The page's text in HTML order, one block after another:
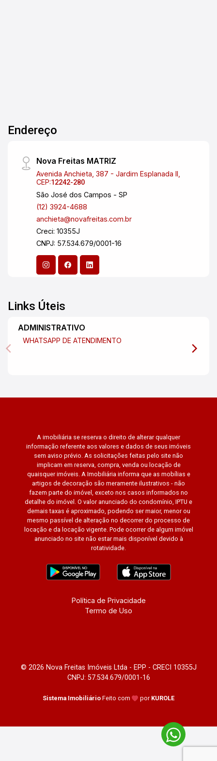
Endereço
Nova Freitas MATRIZ
Avenida Anchieta, 387 - Jardim Esplanada II,
CEP:12242-280
São José dos Campos - SP
(12) 3924-4688
anchieta@novafreitas.com.br
Creci: 10355J
CNPJ: 57.534.679/0001-16
Links Úteis
ADMINISTRATIVO
WHATSAPP DE ATENDIMENTO
A imobiliária se reserva o direito de alterar qualquer
informação referente aos valores e dados de seus imóveis
sem aviso prévio. As solicitações feitas pelo site não
implicam em reserva, compra, venda ou locação de
quaisquer imóveis. A Imobiliária informa que as mobílias e
artigos de decoração são meramente ilustrativos - não
fazem parte do imóvel, exceto nos casos informados no
detalhe do imóvel. O valor anunciado do condomínio, IPTU e
demais taxas é aproximado, podendo ser maior, menor ou
mesmo passível de alteração no decorrer do processo de
locação e da locação vigente. Pode ocorrer de algum imóvel
anunciado no site não estar mais disponível devido à
rotatividade.
Política de Privacidade
Termo de Uso
© 2026 Nova Freitas Imóveis Ltda - EPP - CRECI 10355J
CNPJ: 57.534.679/0001-16
Sistema Imobiliário Feito com por KUROLE